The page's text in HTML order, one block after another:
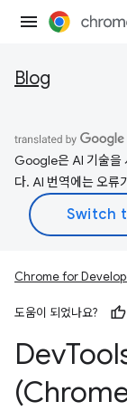
Blog
Google은 AI 기술을
다. AI 번역에는 오류
Chrome for
도움이 되었나요?
Dev